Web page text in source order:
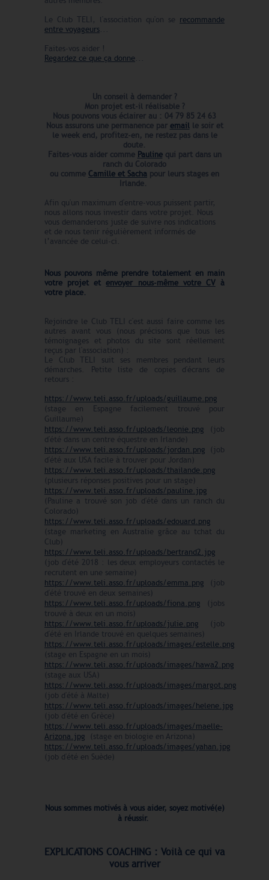
Le Club TELI, l'association qu'on se recommande
entre voyageurs...
Faites-vos aider !
Regardez ce que ça donne...
Un conseil à demander ?
Mon projet est-il réalisable ?
Nous pouvons vous éclairer au : 04 79 85 24 63
Nous assurons une permanence par emaille soir et
le week end, profitez-en, ne restez pas dans le
doute.
Faites-vous aider comme Paulinequi part dans un
ranch du Colorado
ou comme Camille et Sacha pour leurs stages en
Irlande.
Afin qu'un maximum d'entre-vous puissent partir,
nous allons nous investir dans votre projet. Nous
vous demanderons juste de suivre nos indications
et de nous tenir régulièrement informés de
l’avancée de celui-ci.
Nous pouvons même prendre totalement en main
votre projet etenvoyer nous-même votre CVà
votre place.
Rejoindre le Club TELI c'est aussi faire comme les
autres avant vous (nous précisons que tous les
témoignages et photos du site sont réellement
reçus par l'association) :
Le Club TELI suit ses membres pendant leurs
démarches. Petite liste de copies d'écrans de
retours :
https://www.teli.asso.fr/uploads/guillaume.png
(stage en Espagne facilement trouvé pour
Guillaume)
https://www.teli.asso.fr/uploads/leonie.png (job
d'été dans un centre équestre en Irlande)
https://www.teli.asso.fr/uploads/jordan.png (job
d'été aux USA facile à trouver pour Jordan)
https://www.teli.asso.fr/uploads/thailande.png
(plusieurs réponses positives pour un stage)
https://www.teli.asso.fr/uploads/pauline.jpg
(Pauline a trouvé son job d'été dans un ranch du
Colorado)
https://www.teli.asso.fr/uploads/edouard.png
(stage marketing en Australie grâce au tchat du
Club)
https://www.teli.asso.fr/uploads/bertrand2.jpg
(job d'été 2018 : les deux employeurs contactés le
recrutent en une semaine)
https://www.teli.asso.fr/uploads/emma.png (job
d'été trouvé en deux semaines)
https://www.teli.asso.fr/uploads/fiona.png (jobs
trouvé à deux en un mois)
https://www.teli.asso.fr/uploads/julie.png (job
d'été en Irlande trouvé en quelques semaines)
https://www.teli.asso.fr/uploads/images/estelle.png
(stage en Espagne en un mois)
https://www.teli.asso.fr/uploads/images/hawa2.png
(stage aux USA)
https://www.teli.asso.fr/uploads/images/margot.png
(job d'été à Malte)
https://www.teli.asso.fr/uploads/images/helene.jpg
(job d'été en Grèce)
https://www.teli.asso.fr/uploads/images/maelle-
Arizona.jpg (stage en biologie en Arizona)
https://www.teli.asso.fr/uploads/images/yahan.jpg
(job d'été en Suède)
Nous sommes motivés à vous aider, soyez motivé(e)
à réussir.
EXPLICATIONS COACHING : Voilà ce qui va
vous arriver